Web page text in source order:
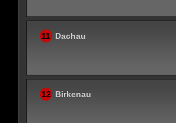
11 Dachau
12 Birkenau